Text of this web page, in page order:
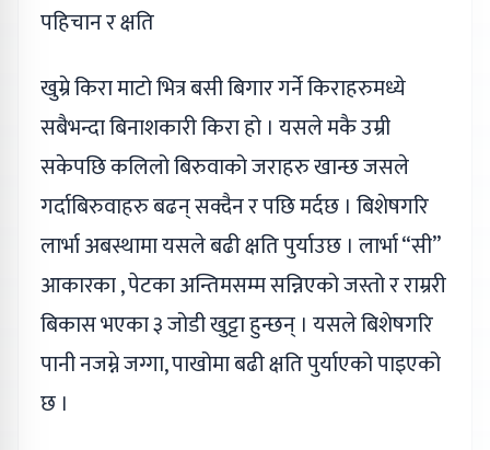
पहिचान र क्षति
खुम्रे किरा माटो भित्र बसी बिगार गर्ने किराहरुमध्ये
सबैभन्दा बिनाशकारी किरा हो । यसले मकै उम्री
सकेपछि कलिलो बिरुवाको जराहरु खान्छ जसले
गर्दाबिरुवाहरु बढन् सक्दैन र पछि मर्दछ । बिशेषगरि
लार्भा अबस्थामा यसले बढी क्षति पुर्याउछ । लार्भा “सी”
आकारका , पेटका अन्तिमसम्म सन्निएको जस्तो र राम्ररी
बिकास भएका ३ जोडी खुट्टा हुन्छन् । यसले बिशेषगरि
पानी नजम्ने जग्गा, पाखोमा बढी क्षति पुर्याएको पाइएको
छ ।